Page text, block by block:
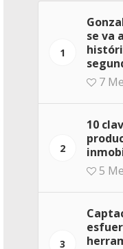
1
se va
7
2
10
5
3